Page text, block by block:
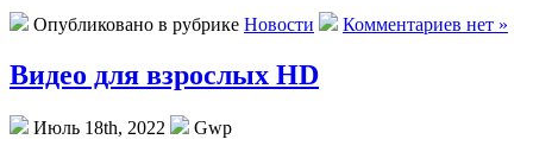
Опубликовано в рубрике Новости Комментариев нет »
Видео для взрослых HD
Июль 18th, 2022
Gwp